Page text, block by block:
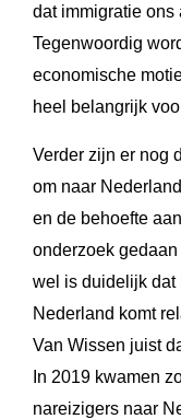
dat immigratie ons
Tegenwoordig
economische
heel belangrijk
Verder zijn er nog
om naar
en de behoefte
onderzoek
wel is duidelijk dat
Nederland komt
Van Wissen juist
In 2019 kwamen
nareizigers naar